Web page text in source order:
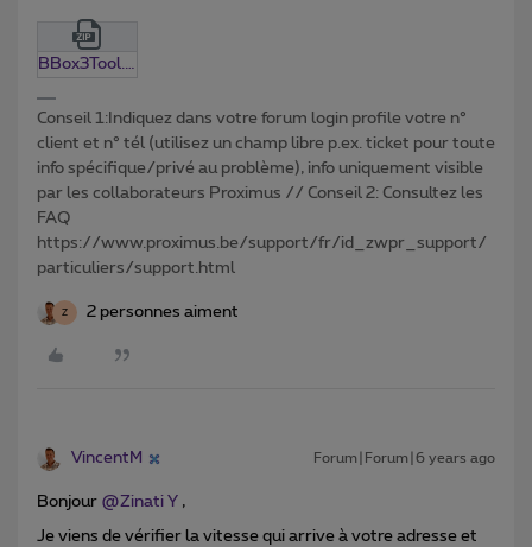
BBox3Tool.0.13.zip
Conseil 1:Indiquez dans votre forum login profile votre n°
client et n° tél (utilisez un champ libre p.ex. ticket pour toute
info spécifique/privé au problème), info uniquement visible
par les collaborateurs Proximus // Conseil 2: Consultez les
FAQ
https://www.proximus.be/support/fr/id_zwpr_support/
particuliers/support.html
Z 2 personnes aiment
VincentM Forum|Forum|6 years ago
Bonjour @Zinati Y ,
Je viens de vérifier la vitesse qui arrive à votre adresse et